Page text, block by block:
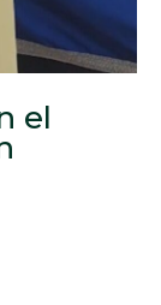
el